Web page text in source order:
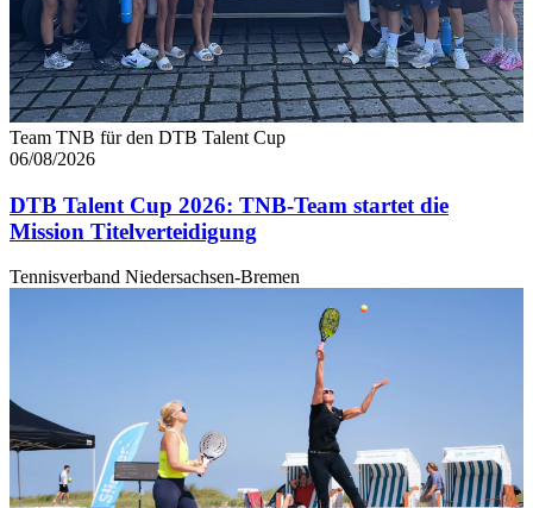
Team TNB für den DTB Talent Cup
06/08/2026
DTB Talent Cup 2026: TNB-Team startet die
Mission Titelverteidigung
Tennisverband Niedersachsen-Bremen